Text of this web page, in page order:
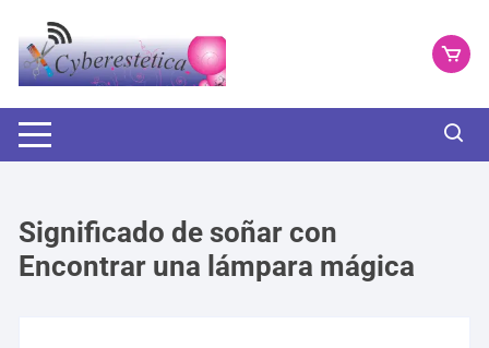
contenido
Significado de soñar con
Encontrar una lámpara mágica